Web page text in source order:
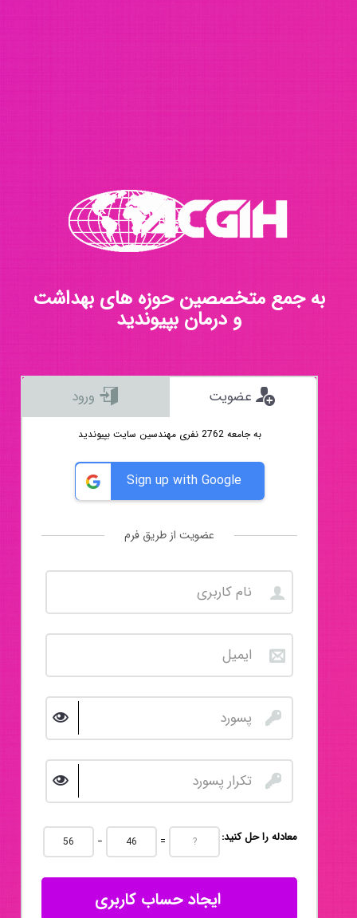
به جمع متخصصین حوزه های بهداشت
و درمان بپیوندید
به جامعه 2762 نفری مهندسین سایت بپیوندید
Sign up with Google
عضویت از طریق فرم
:معادله را حل کنید − =
ایجاد حساب کاربری